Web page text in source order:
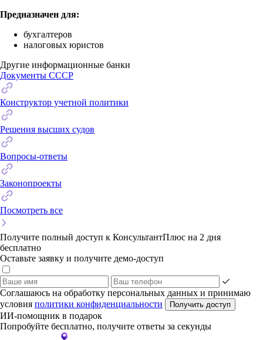
Предназначен для:
бухгалтеров
налоговых юристов
Другие информационные банки
Документы СССР
Конструктор учетной политики
Решения высших судов
Вопросы-ответы
Законопроекты
Посмотреть все
Получите полный доступ к КонсультантПлюс на 2 дня
бесплатно
Оставьте заявку и получите демо-доступ
Соглашаюсь на обработку персональных данных и принимаю
условия политики конфиденциальности Получить доступ
ИИ-помощник в подарок
Попробуйте бесплатно, получите ответы за секунды